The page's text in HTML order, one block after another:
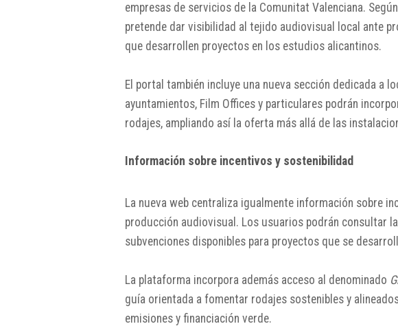
empresas de servicios de la Comunitat Valenciana. Según
pretende dar visibilidad al tejido audiovisual local ante
que desarrollen proyectos en los estudios alicantinos.
El portal también incluye una nueva sección dedicada a
ayuntamientos, Film Offices y particulares podrán
rodajes, ampliando así la oferta más allá de las
Información sobre incentivos y sostenibilidad
La nueva web centraliza igualmente información sobre
producción audiovisual. Los usuarios podrán consultar
subvenciones disponibles para proyectos que se
La plataforma incorpora además acceso al denominado
guía orientada a fomentar rodajes sostenibles y
emisiones y financiación verde.